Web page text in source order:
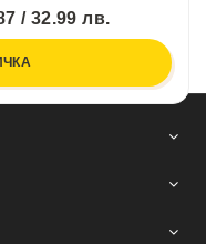
/ 32.99 лв.